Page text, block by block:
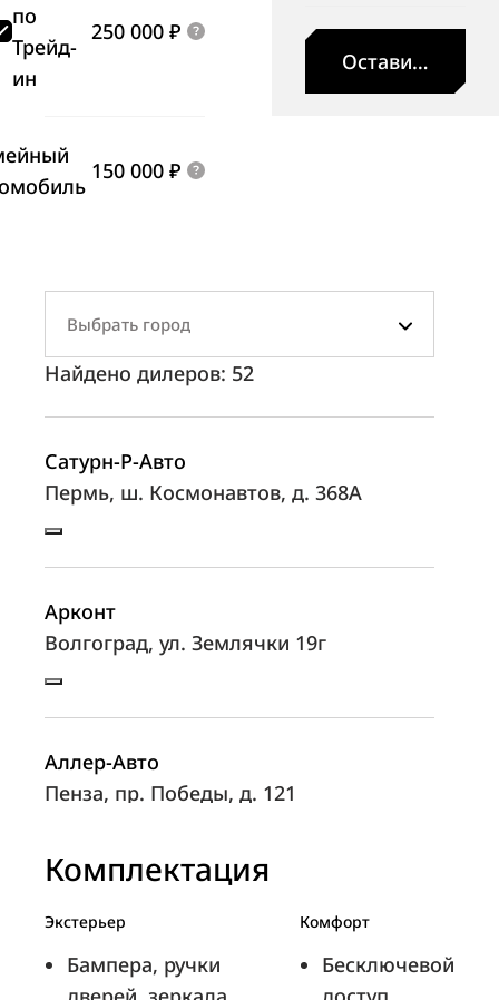
250 000 ₽
по
Трейд-
ин
150 000 ₽
Оставить
Выбрать город
Найдено дилеров: 52
Сатурн-Р-Авто
Пермь, ш. Космонавтов, д. 368А
Арконт
Волгоград, ул. Землячки 19г
Аллер-Авто
Пенза, пр. Победы, д. 121
Автоимпорт
Комплектация
Экстерьер
Бампера, ручки
Комфорт
Бесключевой